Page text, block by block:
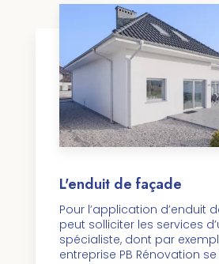
L'enduit de façade
Pour l’application d’enduit
peut solliciter les services
spécialiste, dont par
entreprise PB Rénovation